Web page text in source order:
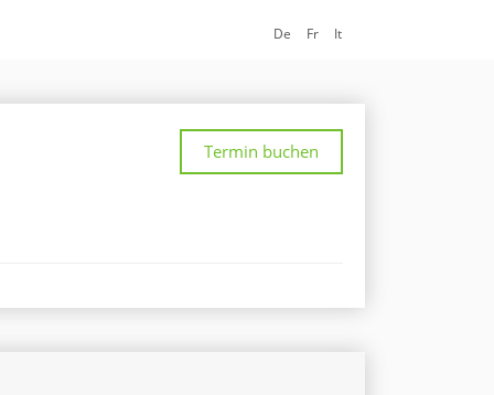
De Fr It
Termin buchen